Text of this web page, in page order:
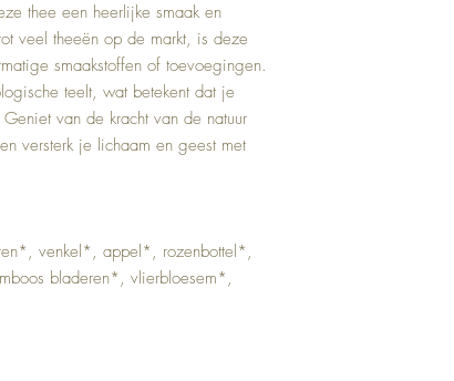
thee een heerlijke smaak en
veel theeën op de markt, is deze
smaakstoffen of toevoegingen.
teelt, wat betekent dat je
van de kracht van de natuur
versterk je lichaam en geest met
venkel*, appel*, rozenbottel*,
bladeren*, vlierbloesem*,